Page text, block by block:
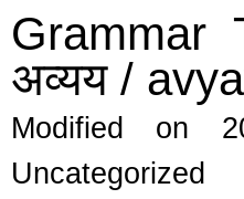
Grammar
अव्यय /
Modified on
Uncategorized